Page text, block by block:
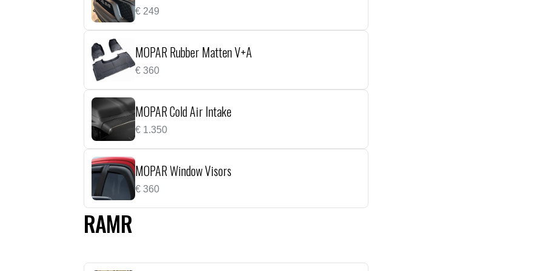
€249
MOPAR Rubber Matten V+A
€360
MOPAR Cold Air Intake
€1.350
MOPAR Window Visors
€360
RAMR